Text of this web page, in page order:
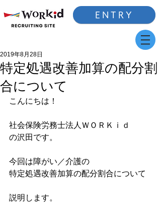
ENTRY
特定処遇改善加算の配分割
合について
2019年8月28日
こんにちは！
社会保険労務士法人ＷＯＲＫｉｄ
の沢田です。
今回は障がい／介護の
特定処遇改善加算の配分割合について
説明します。